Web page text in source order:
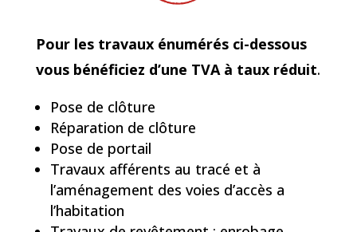
Pour les travaux énumérés ci-dessous
vous bénéficiez d’une TVA à taux réduit.
Pose de clôture
Réparation de clôture
Pose de portail
Travaux afférents au tracé et à
l’aménagement des voies d’accès a
l’habitation